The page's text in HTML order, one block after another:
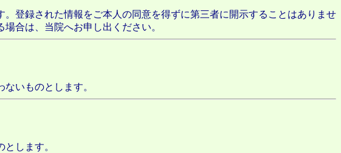
登録された情報をご本人の同意を得ずに第三者に開示することはありませ
合は、当院へお申し出ください。
いものとします。
します。